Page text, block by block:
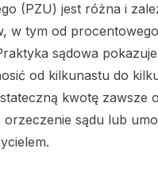
(PZU) jest różna i
w tym od
sądowa
od kilkunastu do
kwotę zawsze
orzeczenie sądu lub